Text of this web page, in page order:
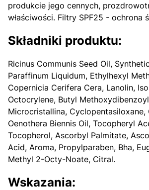
produkcie jego cennych,
właściwości. Filtry SPF25 - ochrona
Składniki produktu:
Ricinus Communis Seed Oil,
Paraffinum Liquidum, Ethylhexyl
Copernicia Cerifera Cera, Lanolin,
Octocrylene, Butyl
Microcristallina, Cyclopentasiloxane,
Oenothera Biennis Oil, Tocopheryl
Tocopherol, Ascorbyl Palmitate,
Acid, Aroma, Propylparaben, Bha,
Methyl 2-Octy-Noate, Citral.
Wskazania: